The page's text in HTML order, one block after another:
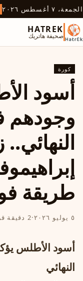
الجمعة، ٧ أغسطس ٢٠٢٦
HATREK
صحيفة هاتريك
كورة
أسود
وجودهم
النهائي..
طريقة
٥ يوليو ٢٠٢٦ ·2 دقيقة قراءة
أسود الأطلس
النهائي